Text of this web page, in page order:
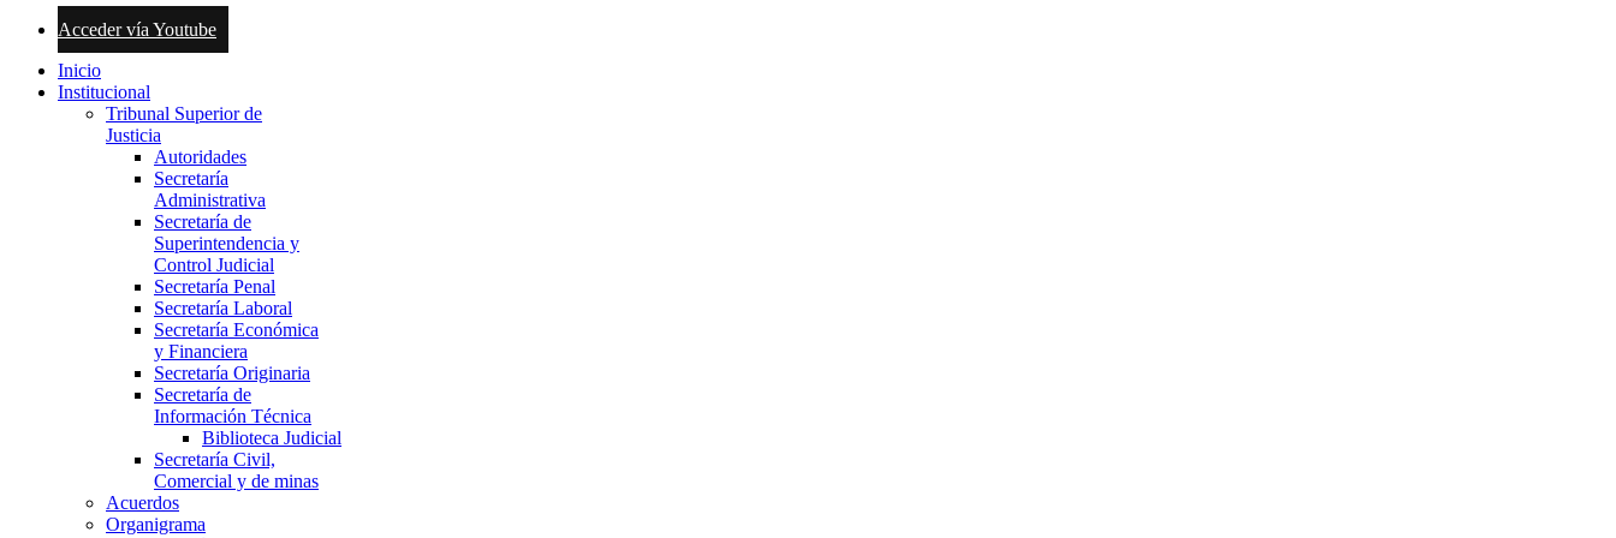
Acceder vía Youtube
Inicio
Institucional
Tribunal Superior de
Justicia
Autoridades
Secretaría
Administrativa
Secretaría de
Superintendencia y
Control Judicial
Secretaría Penal
Secretaría Laboral
Secretaría Económica
y Financiera
Secretaría Originaria
Secretaría de
Información Técnica
Biblioteca Judicial
Secretaría Civil,
Comercial y de minas
Acuerdos
Organigrama